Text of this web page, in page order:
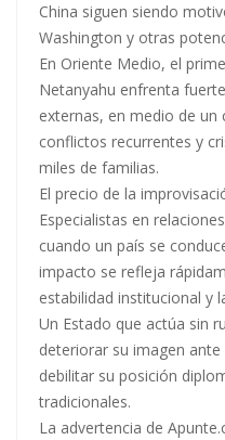
China siguen siendo
Washington y otras
En Oriente Medio, el
Netanyahu enfrenta
externas, en medio de
conflictos recurrentes y
miles de familias.
El precio de la
Especialistas en
cuando un país se
impacto se refleja
estabilidad institucional y
Un Estado que actúa sin
deteriorar su imagen
debilitar su posición
tradicionales.
La advertencia de